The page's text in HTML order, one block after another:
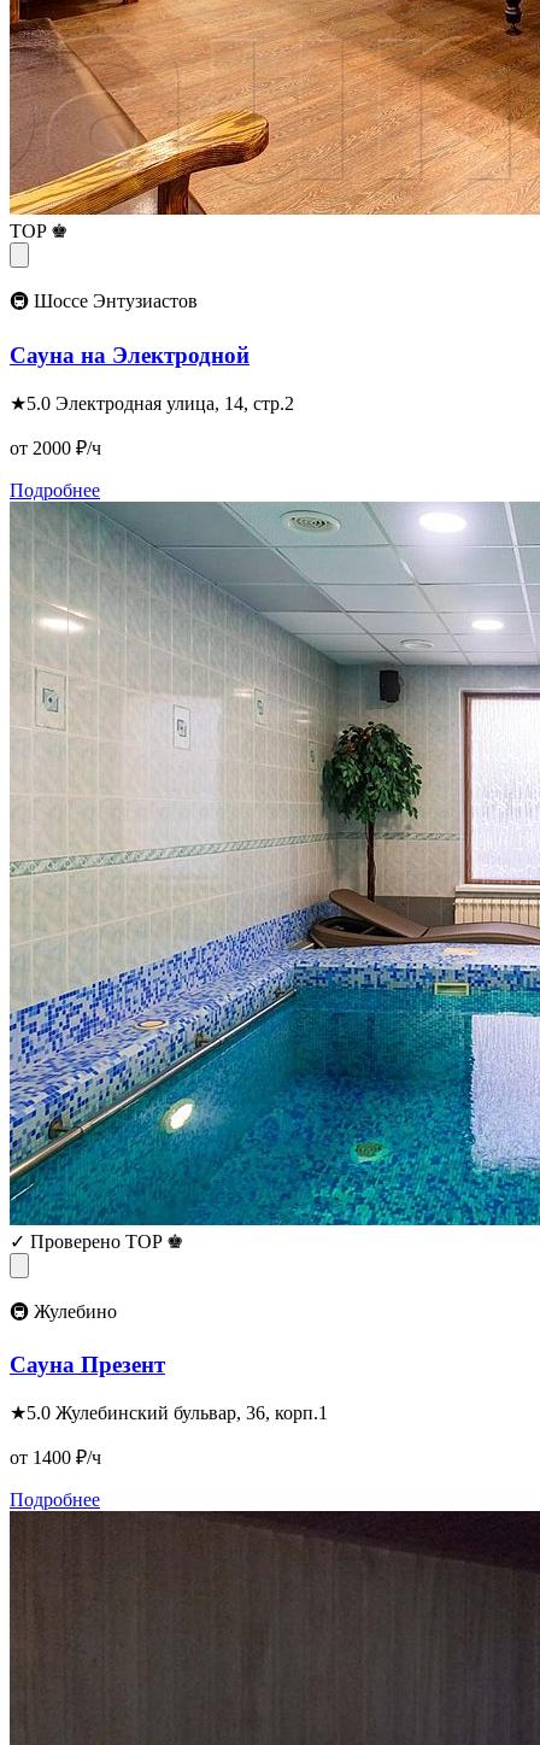
TOP ♚
🚇 Шоссе Энтузиастов
Сауна на Электродной
★5.0 Электродная улица, 14, стр.2
от 2000 ₽/ч
Подробнее
✓ Проверено TOP ♚
🚇 Жулебино
Сауна Презент
★5.0 Жулебинский бульвар, 36, корп.1
от 1400 ₽/ч
Подробнее